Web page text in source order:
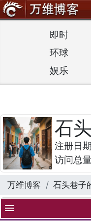
即时
环球
娱乐
石
注册日
访问总
万维博客 石头巷子
menu